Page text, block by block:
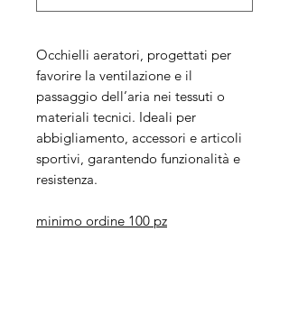
Occhielli aeratori, progettati per
favorire la ventilazione e il
passaggio dell’aria nei tessuti o
materiali tecnici. Ideali per
abbigliamento, accessori e articoli
sportivi, garantendo funzionalità e
resistenza.
minimo ordine 100 pz